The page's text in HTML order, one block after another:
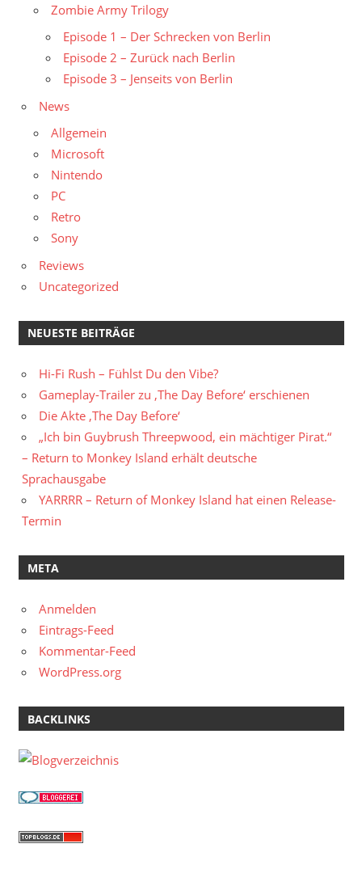
Zombie Army Trilogy
Episode 1 – Der Schrecken von Berlin
Episode 2 – Zurück nach Berlin
Episode 3 – Jenseits von Berlin
News
Allgemein
Microsoft
Nintendo
PC
Retro
Sony
Reviews
Uncategorized
NEUESTE BEITRÄGE
Hi-Fi Rush – Fühlst Du den Vibe?
Gameplay-Trailer zu ‚The Day Before‘ erschienen
Die Akte ‚The Day Before‘
„Ich bin Guybrush Threepwood, ein mächtiger Pirat.“
– Return to Monkey Island erhält deutsche
Sprachausgabe
YARRRR – Return of Monkey Island hat einen Release-
Termin
META
Anmelden
Eintrags-Feed
Kommentar-Feed
WordPress.org
BACKLINKS